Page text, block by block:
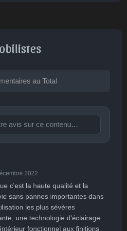
au Total
😄
Réjoui
🙂
Content
😐
😠
Enervé
😨
Effrayé
Publier
2022
c'est la haute qualité et la
sans pannes importantes dans
les plus sévères
une technologie d'éclairage
fonctionnel aux finitions